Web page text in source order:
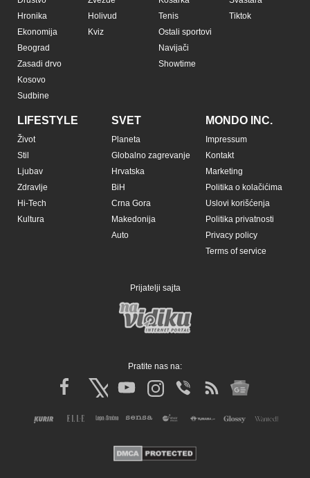
Hronika
Ekonomija
Beograd
Zasadi drvo
Kosovo
Sudbine
Holivud
Kviz
Tenis
Ostali sportovi
Navijači
Showtime
Tiktok
LIFESTYLE
Život
Stil
Ljubav
Zdravlje
Hi-Tech
Kultura
SVET
Planeta
Globalno zagrevanje
Hrvatska
BiH
Crna Gora
Makedonija
Auto
MONDO INC.
Impressum
Kontakt
Marketing
Politika o kolačićima
Uslovi korišćenja
Politika privatnosti
Privacy policy
Terms of service
Prijatelji sajta
Pratite nas na: